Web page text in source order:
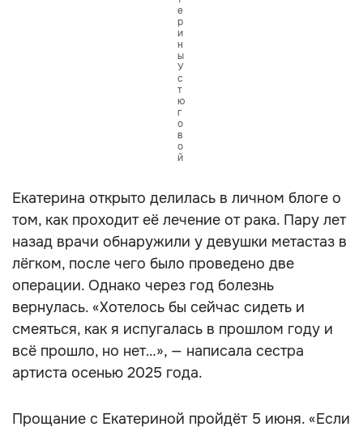
е
р
и
н
ы
У
с
т
ю
г
о
в
о
й
Екатерина открыто делилась в личном блоге о
том, как проходит её лечение от рака. Пару лет
назад врачи обнаружили у девушки метастаз в
лёгком, после чего было проведено две
операции. Однако через год болезнь
вернулась. «Хотелось бы сейчас сидеть и
смеяться, как я испугалась в прошлом году и
всё прошло, но нет…», — написала сестра
артиста осенью 2025 года.
Прощание с Екатериной пройдёт 5 июня. «Если